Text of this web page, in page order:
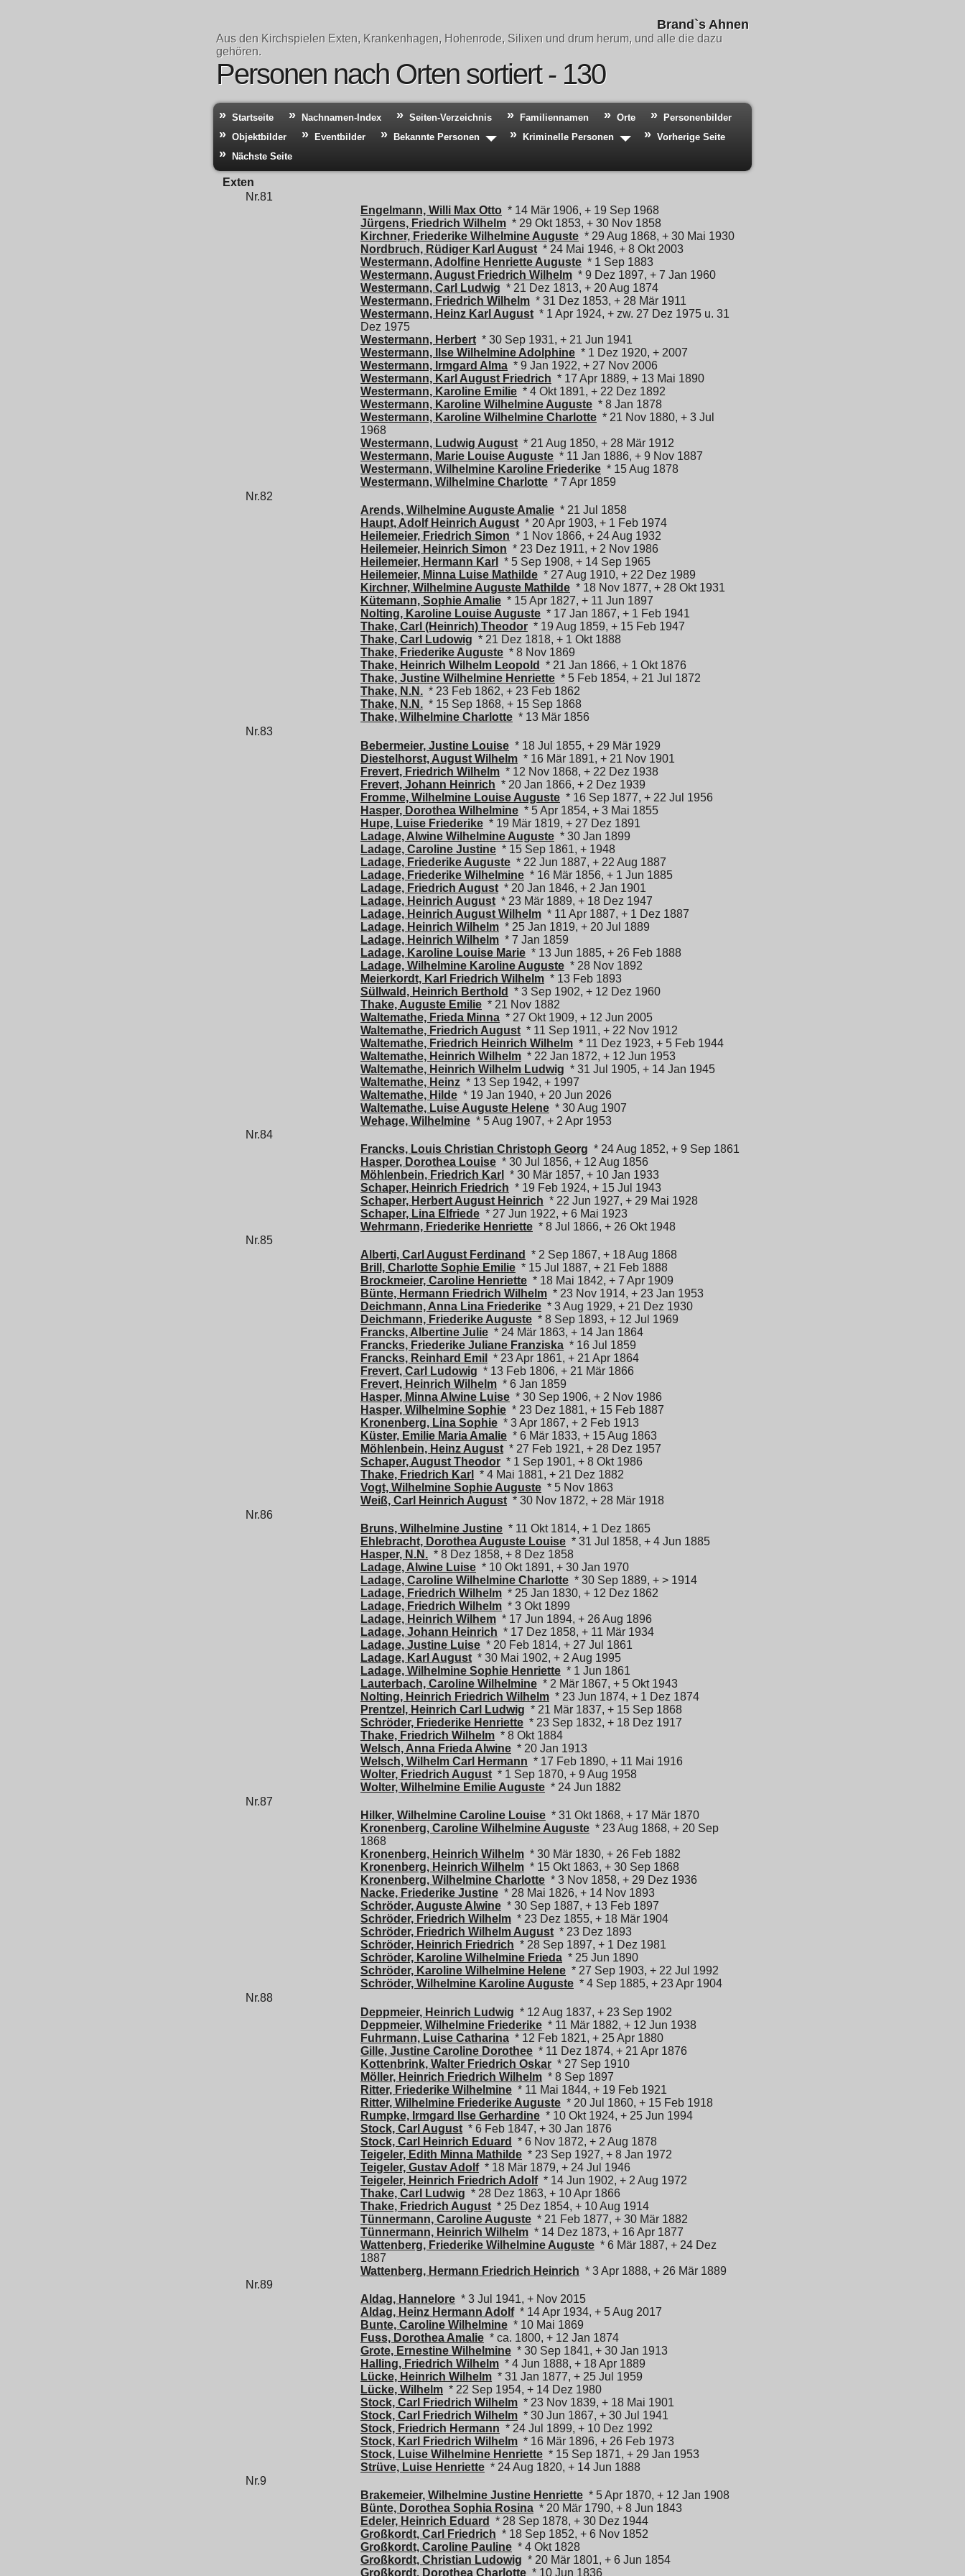
Brand`s Ahnen
Aus den Kirchspielen Exten, Krankenhagen, Hohenrode, Silixen und drum herum, und alle die dazu
gehören.
Personen nach Orten sortiert - 130
Startseite Nachnamen-Index Seiten-Verzeichnis Familiennamen Orte
Personenbilder
Objektbilder
Eventbilder Bekannte Personen Kriminelle Personen
Vorherige Seite
Nächste Seite
Exten
Nr.81
Engelmann, Willi Max Otto * 14 Mär 1906, + 19 Sep 1968
Jürgens, Friedrich Wilhelm * 29 Okt 1853, + 30 Nov 1858
Kirchner, Friederike Wilhelmine Auguste * 29 Aug 1868, + 30 Mai 1930
Nordbruch, Rüdiger Karl August * 24 Mai 1946, + 8 Okt 2003
Westermann, Adolfine Henriette Auguste * 1 Sep 1883
Westermann, August Friedrich Wilhelm * 9 Dez 1897, + 7 Jan 1960
Westermann, Carl Ludwig * 21 Dez 1813, + 20 Aug 1874
Westermann, Friedrich Wilhelm * 31 Dez 1853, + 28 Mär 1911
Westermann, Heinz Karl August * 1 Apr 1924, + zw. 27 Dez 1975 u. 31
Dez 1975
Westermann, Herbert * 30 Sep 1931, + 21 Jun 1941
Westermann, Ilse Wilhelmine Adolphine * 1 Dez 1920, + 2007
Westermann, Irmgard Alma * 9 Jan 1922, + 27 Nov 2006
Westermann, Karl August Friedrich * 17 Apr 1889, + 13 Mai 1890
Westermann, Karoline Emilie * 4 Okt 1891, + 22 Dez 1892
Westermann, Karoline Wilhelmine Auguste * 8 Jan 1878
Westermann, Karoline Wilhelmine Charlotte * 21 Nov 1880, + 3 Jul
1968
Westermann, Ludwig August * 21 Aug 1850, + 28 Mär 1912
Westermann, Marie Louise Auguste * 11 Jan 1886, + 9 Nov 1887
Westermann, Wilhelmine Karoline Friederike * 15 Aug 1878
Westermann, Wilhelmine Charlotte * 7 Apr 1859
Nr.82
Arends, Wilhelmine Auguste Amalie * 21 Jul 1858
Haupt, Adolf Heinrich August * 20 Apr 1903, + 1 Feb 1974
Heilemeier, Friedrich Simon * 1 Nov 1866, + 24 Aug 1932
Heilemeier, Heinrich Simon * 23 Dez 1911, + 2 Nov 1986
Heilemeier, Hermann Karl
* 5 Sep 1908, + 14 Sep 1965
Heilemeier, Minna Luise Mathilde * 27 Aug 1910, + 22 Dez 1989
Kirchner, Wilhelmine Auguste Mathilde * 18 Nov 1877, + 28 Okt 1931
Kütemann, Sophie Amalie * 15 Apr 1827, + 11 Jun 1897
Nolting, Karoline Louise Auguste * 17 Jan 1867, + 1 Feb 1941
Thake, Carl (Heinrich) Theodor * 19 Aug 1859, + 15 Feb 1947
Thake, Carl Ludowig * 21 Dez 1818, + 1 Okt 1888
Thake, Friederike Auguste * 8 Nov 1869
Thake, Heinrich Wilhelm Leopold
* 21 Jan 1866, + 1 Okt 1876
Thake, Justine Wilhelmine Henriette * 5 Feb 1854, + 21 Jul 1872
Thake, N.N. * 23 Feb 1862, + 23 Feb 1862
Thake, N.N. * 15 Sep 1868, + 15 Sep 1868
Thake, Wilhelmine Charlotte * 13 Mär 1856
Nr.83
Bebermeier, Justine Louise * 18 Jul 1855, + 29 Mär 1929
Diestelhorst, August Wilhelm * 16 Mär 1891, + 21 Nov 1901
Frevert, Friedrich Wilhelm * 12 Nov 1868, + 22 Dez 1938
Frevert, Johann Heinrich * 20 Jan 1866, + 2 Dez 1939
Fromme, Wilhelmine Louise Auguste * 16 Sep 1877, + 22 Jul 1956
Hasper, Dorothea Wilhelmine * 5 Apr 1854, + 3 Mai 1855
Hupe, Luise Friederike * 19 Mär 1819, + 27 Dez 1891
Ladage, Alwine Wilhelmine Auguste * 30 Jan 1899
Ladage, Caroline Justine * 15 Sep 1861, + 1948
Ladage, Friederike Auguste * 22 Jun 1887, + 22 Aug 1887
Ladage, Friederike Wilhelmine * 16 Mär 1856, + 1 Jun 1885
Ladage, Friedrich August * 20 Jan 1846, + 2 Jan 1901
Ladage, Heinrich August * 23 Mär 1889, + 18 Dez 1947
Ladage, Heinrich August Wilhelm * 11 Apr 1887, + 1 Dez 1887
Ladage, Heinrich Wilhelm * 25 Jan 1819, + 20 Jul 1889
Ladage, Heinrich Wilhelm * 7 Jan 1859
Ladage, Karoline Louise Marie * 13 Jun 1885, + 26 Feb 1888
Ladage, Wilhelmine Karoline Auguste * 28 Nov 1892
Meierkordt, Karl Friedrich Wilhelm * 13 Feb 1893
Süllwald, Heinrich Berthold
* 3 Sep 1902, + 12 Dez 1960
Thake, Auguste Emilie * 21 Nov 1882
Waltemathe, Frieda Minna * 27 Okt 1909, + 12 Jun 2005
Waltemathe, Friedrich August * 11 Sep 1911, + 22 Nov 1912
Waltemathe, Friedrich Heinrich Wilhelm * 11 Dez 1923, + 5 Feb 1944
Waltemathe, Heinrich Wilhelm * 22 Jan 1872, + 12 Jun 1953
Waltemathe, Heinrich Wilhelm Ludwig * 31 Jul 1905, + 14 Jan 1945
Waltemathe, Heinz * 13 Sep 1942, + 1997
Waltemathe, Hilde * 19 Jan 1940, + 20 Jun 2026
Waltemathe, Luise Auguste Helene * 30 Aug 1907
Wehage, Wilhelmine * 5 Aug 1907, + 2 Apr 1953
Nr.84
Francks, Louis Christian Christoph Georg * 24 Aug 1852, + 9 Sep 1861
Hasper, Dorothea Louise * 30 Jul 1856, + 12 Aug 1856
Möhlenbein, Friedrich Karl
* 30 Mär 1857, + 10 Jan 1933
Schaper, Heinrich Friedrich * 19 Feb 1924, + 15 Jul 1943
Schaper, Herbert August Heinrich * 22 Jun 1927, + 29 Mai 1928
Schaper, Lina Elfriede * 27 Jun 1922, + 6 Mai 1923
Wehrmann, Friederike Henriette * 8 Jul 1866, + 26 Okt 1948
Nr.85
Alberti, Carl August Ferdinand
* 2 Sep 1867, + 18 Aug 1868
Brill, Charlotte Sophie Emilie * 15 Jul 1887, + 21 Feb 1888
Brockmeier, Caroline Henriette * 18 Mai 1842, + 7 Apr 1909
Bünte, Hermann Friedrich Wilhelm * 23 Nov 1914, + 23 Jan 1953
Deichmann, Anna Lina Friederike * 3 Aug 1929, + 21 Dez 1930
Deichmann, Friederike Auguste * 8 Sep 1893, + 12 Jul 1969
Francks, Albertine Julie * 24 Mär 1863, + 14 Jan 1864
Francks, Friederike Juliane Franziska * 16 Jul 1859
Francks, Reinhard Emil
* 23 Apr 1861, + 21 Apr 1864
Frevert, Carl Ludowig * 13 Feb 1806, + 21 Mär 1866
Frevert, Heinrich Wilhelm * 6 Jan 1859
Hasper, Minna Alwine Luise * 30 Sep 1906, + 2 Nov 1986
Hasper, Wilhelmine Sophie * 23 Dez 1881, + 15 Feb 1887
Kronenberg, Lina Sophie * 3 Apr 1867, + 2 Feb 1913
Küster, Emilie Maria Amalie * 6 Mär 1833, + 15 Aug 1863
Möhlenbein, Heinz August * 27 Feb 1921, + 28 Dez 1957
Schaper, August Theodor * 1 Sep 1901, + 8 Okt 1986
Thake, Friedrich Karl
* 4 Mai 1881, + 21 Dez 1882
Vogt, Wilhelmine Sophie Auguste * 5 Nov 1863
Weiß, Carl Heinrich August * 30 Nov 1872, + 28 Mär 1918
Nr.86
Bruns, Wilhelmine Justine * 11 Okt 1814, + 1 Dez 1865
Ehlebracht, Dorothea Auguste Louise * 31 Jul 1858, + 4 Jun 1885
Hasper, N.N. * 8 Dez 1858, + 8 Dez 1858
Ladage, Alwine Luise * 10 Okt 1891, + 30 Jan 1970
Ladage, Caroline Wilhelmine Charlotte * 30 Sep 1889, + > 1914
Ladage, Friedrich Wilhelm * 25 Jan 1830, + 12 Dez 1862
Ladage, Friedrich Wilhelm * 3 Okt 1899
Ladage, Heinrich Wilhem * 17 Jun 1894, + 26 Aug 1896
Ladage, Johann Heinrich * 17 Dez 1858, + 11 Mär 1934
Ladage, Justine Luise * 20 Feb 1814, + 27 Jul 1861
Ladage, Karl August * 30 Mai 1902, + 2 Aug 1995
Ladage, Wilhelmine Sophie Henriette * 1 Jun 1861
Lauterbach, Caroline Wilhelmine * 2 Mär 1867, + 5 Okt 1943
Nolting, Heinrich Friedrich Wilhelm * 23 Jun 1874, + 1 Dez 1874
Prentzel, Heinrich Carl Ludwig * 21 Mär 1837, + 15 Sep 1868
Schröder, Friederike Henriette * 23 Sep 1832, + 18 Dez 1917
Thake, Friedrich Wilhelm * 8 Okt 1884
Welsch, Anna Frieda Alwine * 20 Jan 1913
Welsch, Wilhelm Carl Hermann * 17 Feb 1890, + 11 Mai 1916
Wolter, Friedrich August * 1 Sep 1870, + 9 Aug 1958
Wolter, Wilhelmine Emilie Auguste * 24 Jun 1882
Nr.87
Hilker, Wilhelmine Caroline Louise * 31 Okt 1868, + 17 Mär 1870
Kronenberg, Caroline Wilhelmine Auguste * 23 Aug 1868, + 20 Sep
1868
Kronenberg, Heinrich Wilhelm * 30 Mär 1830, + 26 Feb 1882
Kronenberg, Heinrich Wilhelm * 15 Okt 1863, + 30 Sep 1868
Kronenberg, Wilhelmine Charlotte * 3 Nov 1858, + 29 Dez 1936
Nacke, Friederike Justine * 28 Mai 1826, + 14 Nov 1893
Schröder, Auguste Alwine * 30 Sep 1887, + 13 Feb 1897
Schröder, Friedrich Wilhelm * 23 Dez 1855, + 18 Mär 1904
Schröder, Friedrich Wilhelm August * 23 Dez 1893
Schröder, Heinrich Friedrich * 28 Sep 1897, + 1 Dez 1981
Schröder, Karoline Wilhelmine Frieda * 25 Jun 1890
Schröder, Karoline Wilhelmine Helene * 27 Sep 1903, + 22 Jul 1992
Schröder, Wilhelmine Karoline Auguste * 4 Sep 1885, + 23 Apr 1904
Nr.88
Deppmeier, Heinrich Ludwig * 12 Aug 1837, + 23 Sep 1902
Deppmeier, Wilhelmine Friederike * 11 Mär 1882, + 12 Jun 1938
Fuhrmann, Luise Catharina * 12 Feb 1821, + 25 Apr 1880
Gille, Justine Caroline Dorothee * 11 Dez 1874, + 21 Apr 1876
Kottenbrink, Walter Friedrich Oskar * 27 Sep 1910
Möller, Heinrich Friedrich Wilhelm * 8 Sep 1897
Ritter, Friederike Wilhelmine * 11 Mai 1844, + 19 Feb 1921
Ritter, Wilhelmine Friederike Auguste * 20 Jul 1860, + 15 Feb 1918
Rumpke, Irmgard Ilse Gerhardine * 10 Okt 1924, + 25 Jun 1994
Stock, Carl August * 6 Feb 1847, + 30 Jan 1876
Stock, Carl Heinrich Eduard
* 6 Nov 1872, + 2 Aug 1878
Teigeler, Edith Minna Mathilde * 23 Sep 1927, + 8 Jan 1972
Teigeler, Gustav Adolf* 18 Mär 1879, + 24 Jul 1946
Teigeler, Heinrich Friedrich Adolf* 14 Jun 1902, + 2 Aug 1972
Thake, Carl Ludwig * 28 Dez 1863, + 10 Apr 1866
Thake, Friedrich August * 25 Dez 1854, + 10 Aug 1914
Tünnermann, Caroline Auguste * 21 Feb 1877, + 30 Mär 1882
Tünnermann, Heinrich Wilhelm * 14 Dez 1873, + 16 Apr 1877
Wattenberg, Friederike Wilhelmine Auguste * 6 Mär 1887, + 24 Dez
1887
Wattenberg, Hermann Friedrich Heinrich * 3 Apr 1888, + 26 Mär 1889
Nr.89
Aldag, Hannelore * 3 Jul 1941, + Nov 2015
Aldag, Heinz Hermann Adolf* 14 Apr 1934, + 5 Aug 2017
Bunte, Caroline Wilhelmine * 10 Mai 1869
Fuss, Dorothea Amalie * ca. 1800, + 12 Jan 1874
Grote, Ernestine Wilhelmine * 30 Sep 1841, + 30 Jan 1913
Halling, Friedrich Wilhelm * 4 Jun 1888, + 18 Apr 1889
Lücke, Heinrich Wilhelm * 31 Jan 1877, + 25 Jul 1959
Lücke, Wilhelm * 22 Sep 1954, + 14 Dez 1980
Stock, Carl Friedrich Wilhelm * 23 Nov 1839, + 18 Mai 1901
Stock, Carl Friedrich Wilhelm * 30 Jun 1867, + 30 Jul 1941
Stock, Friedrich Hermann * 24 Jul 1899, + 10 Dez 1992
Stock, Karl Friedrich Wilhelm * 16 Mär 1896, + 26 Feb 1973
Stock, Luise Wilhelmine Henriette * 15 Sep 1871, + 29 Jan 1953
Strüve, Luise Henriette * 24 Aug 1820, + 14 Jun 1888
Nr.9
Brakemeier, Wilhelmine Justine Henriette * 5 Apr 1870, + 12 Jan 1908
Bünte, Dorothea Sophia Rosina * 20 Mär 1790, + 8 Jun 1843
Edeler, Heinrich Eduard
* 28 Sep 1878, + 30 Dez 1944
Großkordt, Carl Friedrich * 18 Sep 1852, + 6 Nov 1852
Großkordt, Caroline Pauline * 4 Okt 1828
Großkordt, Christian Ludowig * 20 Mär 1801, + 6 Jun 1854
Großkordt, Dorothea Charlotte * 10 Jun 1836